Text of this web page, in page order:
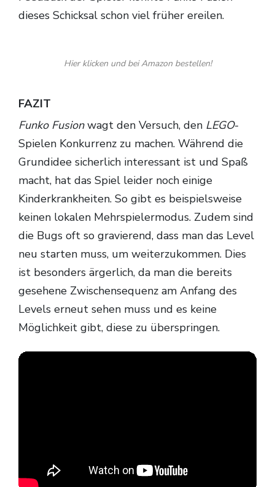
dieses Schicksal schon viel früher ereilen.
Hier klicken und bei Amazon bestellen!
FAZIT
Funko Fusionwagt den Versuch, den LEGO-
Spielen Konkurrenz zu machen. Während die
Grundidee sicherlich interessant ist und Spaß
macht, hat das Spiel leider noch einige
Kinderkrankheiten. So gibt es beispielsweise
keinen lokalen Mehrspielermodus. Zudem sind
die Bugs oft so gravierend, dass man das Level
neu starten muss, um weiterzukommen. Dies
ist besonders ärgerlich, da man die bereits
gesehene Zwischensequenz am Anfang des
Levels erneut sehen muss und es keine
Möglichkeit gibt, diese zu überspringen.